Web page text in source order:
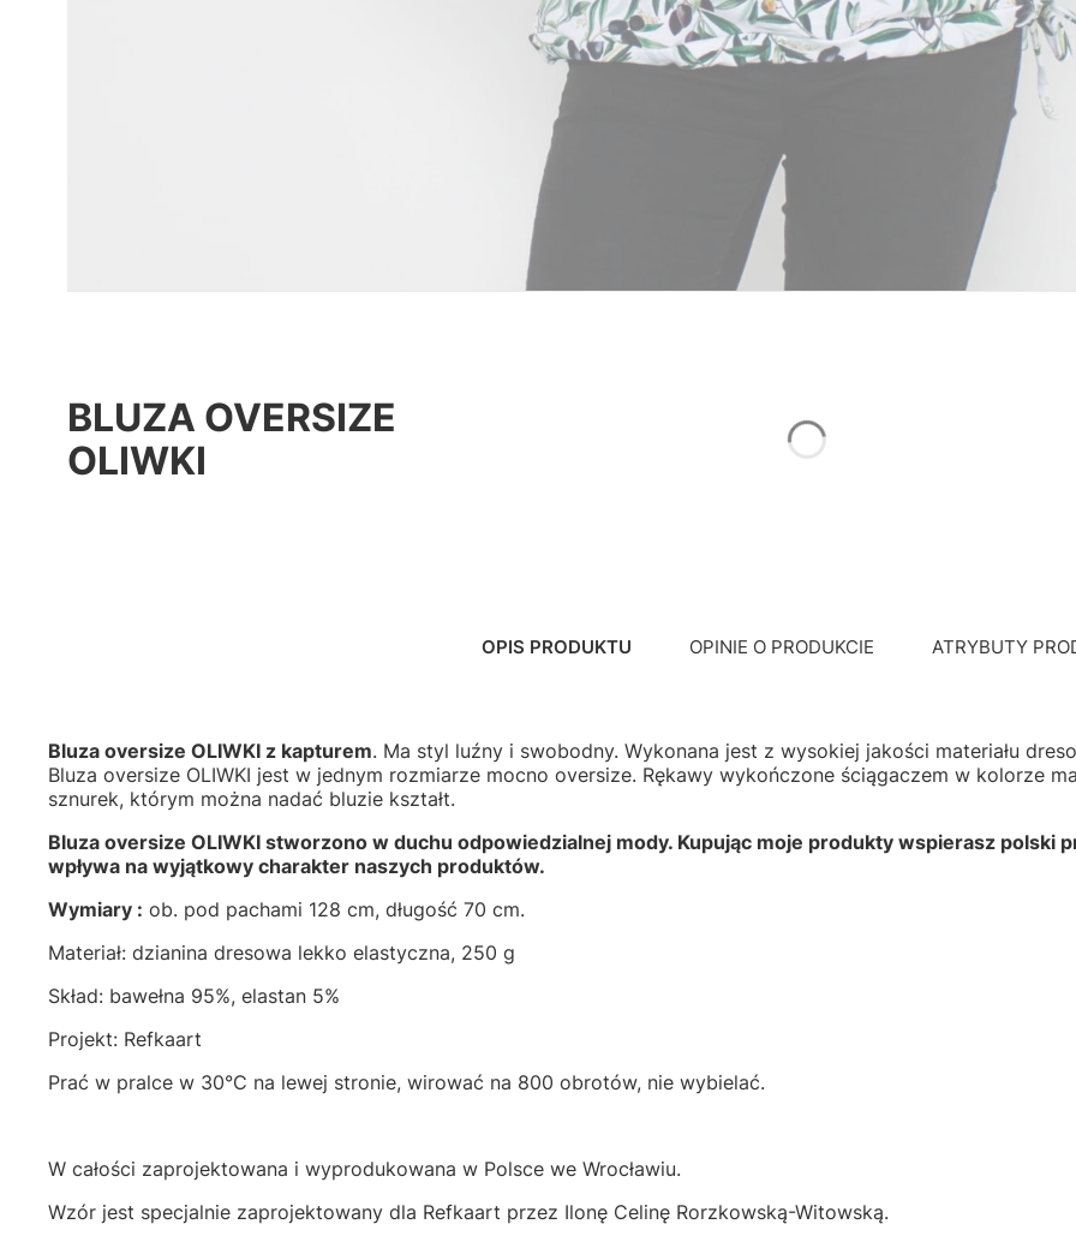
BLUZA OVERSIZE
OLIWKI
OPIS PRODUKTU OPINIE O PRODUKCIE ATRYBUTY
Bluza oversize OLIWKI z kapturem. Ma styl luźny i swobodny. Wykonana jest z wysokiej jakości materiału
Bluza oversize OLIWKI jest w jednym rozmiarze mocno oversize. Rękawy wykończone ściągaczem w kolorze
sznurek, którym można nadać bluzie kształt.
Bluza oversize OLIWKI stworzono w duchu odpowiedzialnej mody. Kupując moje produkty wspierasz polski
wpływa na wyjątkowy charakter naszych produktów.
Wymiary : ob. pod pachami 128 cm, długość 70 cm.
Materiał: dzianina dresowa lekko elastyczna, 250 g
Skład: bawełna 95%, elastan 5%
Projekt: Refkaart
Prać w pralce w 30°C na lewej stronie, wirować na 800 obrotów, nie wybielać.
W całości zaprojektowana i wyprodukowana w Polsce we Wrocławiu.
Wzór jest specjalnie zaprojektowany dla Refkaart przez Ilonę Celinę Rorzkowską-Witowską.